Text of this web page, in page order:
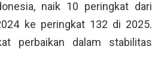
naik 10 peringkat dari
ke peringkat 132 di 2025.
perbaikan dalam stabilitas